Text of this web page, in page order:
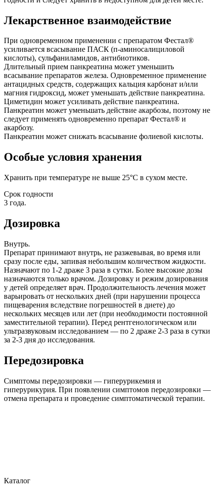
Лекарственное взаимодействие
При одновременном применении с препаратом Фестал®
усиливается всасывание ПАСК (п-аминосалициловой
кислоты), сульфаниламидов, антибиотиков.
Длительный прием панкреатина может уменьшить
всасывание препаратов железа. Одновременное применение
антацидных средств, содержащих кальция карбонат и/или
магния гидроксид, может уменьшать действие панкреатина.
Циметидин может усиливать действие панкреатина.
Панкреатин может уменьшать действие акарбозы, поэтому не
следует применять одновременно препарат Фестал® и
акарбозу.
Панкреатин может снижать всасывание фолиевой кислоты.
Особые условия хранения
Хранить при температуре не выше 25°С в сухом месте.
Срок годности
3 года.
Дозировка
Внутрь.
Препарат принимают внутрь, не разжевывая, во время или
сразу после еды, запивая небольшим количеством жидкости.
Назначают по 1-2 драже 3 раза в сутки. Более высокие дозы
назначаются только врачом. Дозировку и режим дозирования
у детей определяет врач. Продолжительность лечения может
варьировать от нескольких дней (при нарушении процесса
пищеварения вследствие погрешностей в диете) до
нескольких месяцев или лет (при необходимости постоянной
заместительной терапии). Перед рентгенологическом или
ультразвуковым исследованием — по 2 драже 2-3 раза в сутки
за 2-3 дня до исследования.
Передозировка
Симптомы передозировки — гиперурикемия и
гиперурикурия. При появлении симптомов передозировки —
отмена препарата и проведение симптоматической терапии.
Каталог